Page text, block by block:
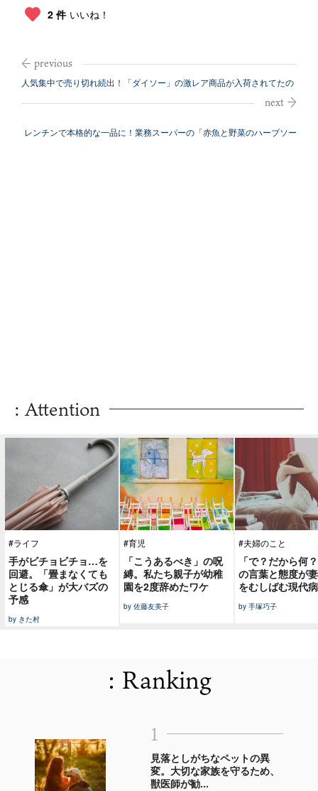
2 件 いいね！
人気集中で売り切れ続出！「ダイソー」の激レア商品が入荷されてたの
レンチンで本格的な一品に！業務スーパーの「赤魚と野菜のハーブソー
: Attention
#ライフ
手がビチョビチョ…を
回避。「畳まなくても
とじる傘」が大バズの
予感
by きた村
#育児
「こうあるべき」の呪
縛。私たち親子が幼稚
園を2度辞めたワケ
by 佐藤友美子
#夫婦のこと
「で？だから何
の言葉と態度が
をむしばむ現代病
by 手塚巧子
: Ranking
1
見落としがちなペットの異
変。大切な家族を守るため、
獣医師が勧...